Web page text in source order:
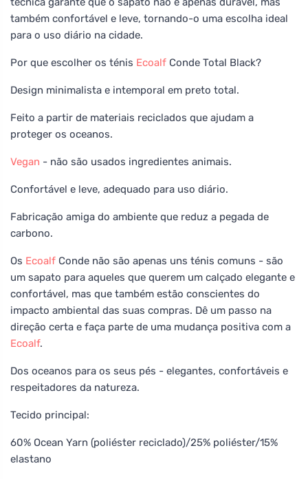
também confortável e leve, tornando-o uma escolha ideal
para o uso diário na cidade.
Por que escolher os ténis Ecoalf Conde Total Black?
Design minimalista e intemporal em preto total.
Feito a partir de materiais reciclados que ajudam a
proteger os oceanos.
Vegan - não são usados ingredientes animais.
Confortável e leve, adequado para uso diário.
Fabricação amiga do ambiente que reduz a pegada de
carbono.
Os Ecoalf Conde não são apenas uns ténis comuns - são
um sapato para aqueles que querem um calçado elegante e
confortável, mas que também estão conscientes do
impacto ambiental das suas compras. Dê um passo na
direção certa e faça parte de uma mudança positiva com a
Ecoalf.
Dos oceanos para os seus pés - elegantes, confortáveis e
respeitadores da natureza.
Tecido principal:
60% Ocean Yarn (poliéster reciclado)/25% poliéster/15%
elastano